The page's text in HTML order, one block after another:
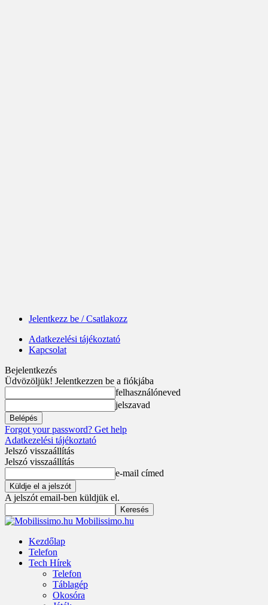
Jelentkezz be / Csatlakozz
Adatkezelési tájékoztató
Kapcsolat
Bejelentkezés
Üdvözöljük! Jelentkezzen be a fiókjába
felhasználóneved
jelszavad
Forgot your password? Get help
Adatkezelési tájékoztató
Jelszó visszaállítás
Jelszó visszaállítás
e-mail címed
A jelszót email-ben küldjük el.
Mobilissimo.hu
Kezdőlap
Telefon
Tech Hírek
Telefon
Táblagép
Okosóra